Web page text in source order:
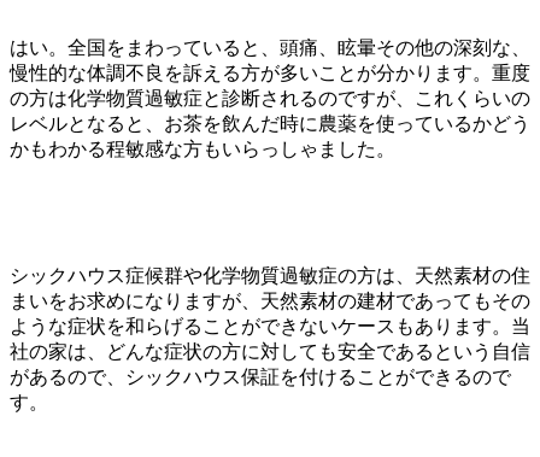
はい。全国をまわっていると、頭痛、眩暈その他の深刻な、
慢性的な体調不良を訴える方が多いことが分かります。重度
の方は化学物質過敏症と診断されるのですが、これくらいの
レベルとなると、お茶を飲んだ時に農薬を使っているかどう
かもわかる程敏感な方もいらっしゃました。
シックハウス症候群や化学物質過敏症の方は、天然素材の住
まいをお求めになりますが、天然素材の建材であってもその
ような症状を和らげることができないケースもあります。当
社の家は、どんな症状の方に対しても安全であるという自信
があるので、シックハウス保証を付けることができるので
す。